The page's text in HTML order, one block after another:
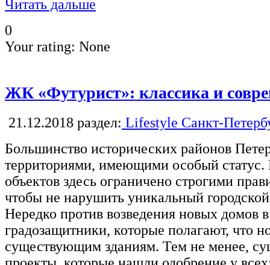
Читать дальше
0
Your rating: None
ЖК «Футурист»: классика и
21.12.2018 раздел: Lifestyle Санкт-
Большинство исторических районов
территориями, имеющими особый статус.
объектов здесь ограничено строгими
чтобы не нарушить уникальный
Нередко против возведения новых домов
градозащитники, которые полагают, что
существующим зданиям. Тем не менее,